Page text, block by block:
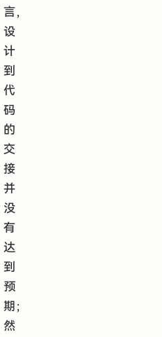
言，
设
计
到
代
码
的
交
接
并
没
有
达
到
预
期；
然